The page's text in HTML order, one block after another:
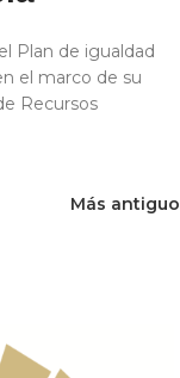
Plan de igualdad
el marco de su
Recursos
Más antiguo